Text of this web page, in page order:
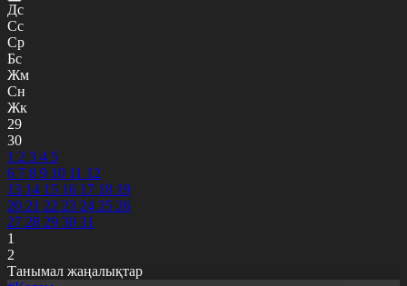
Дс
Сс
Ср
Бс
Жм
Сн
Жк
29
30
1 2 3 4 5
6 7 8 9 10 11 12
13 14 15 16 17 18 19
20 21 22 23 24 25 26
27 28 29 30 31
1
2
Танымал жаңалықтар